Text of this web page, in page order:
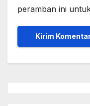
peramban ini